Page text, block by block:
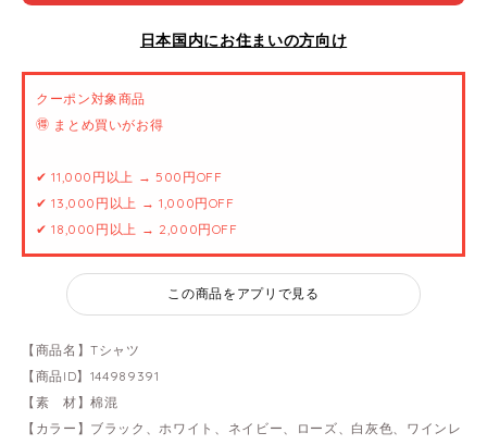
日本国内にお住まいの方向け
クーポン対象商品
🉐 まとめ買いがお得
✔ 11,000円以上 → 500円OFF
✔ 13,000円以上 → 1,000円OFF
✔ 18,000円以上 → 2,000円OFF
この商品をアプリで見る
【商品名】Tシャツ
【商品ID】144989391
【素 材】棉混
【カラー】ブラック、ホワイト、ネイビー、ローズ、白灰色、ワインレ